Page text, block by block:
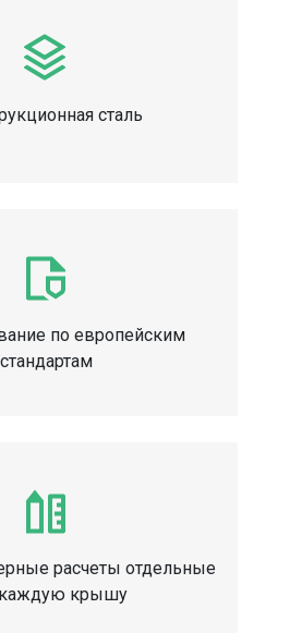
сталь
по европейским
стандартам
расчеты отдельные
крышу